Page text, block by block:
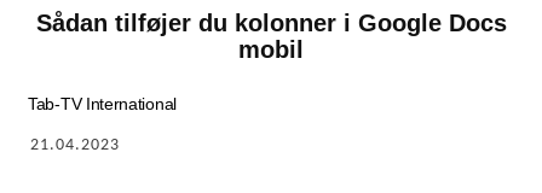
Sådan tilføjer du kolonner i Google Docs
mobil
Tab-TV International
21.04.2023